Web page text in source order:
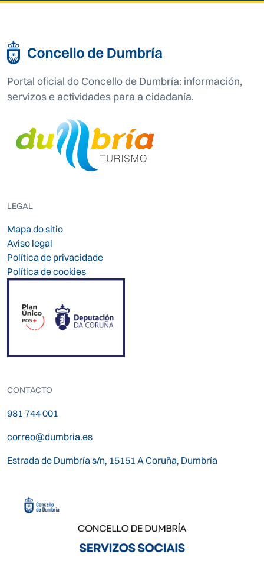
Portal oficial do Concello de Dumbría: información,
servizos e actividades para a cidadanía.
LEGAL
Mapa do sitio
Aviso legal
Política de privacidade
Política de cookies
CONTACTO
981 744 001
correo@dumbria.es
Estrada de Dumbría s/n, 15151 A Coruña, Dumbría